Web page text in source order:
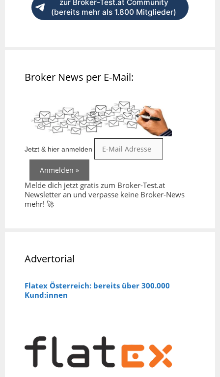
zur Broker-Test.at Community
(bereits mehr als 1.800 Mitglieder)
Broker News per E-Mail:
Jetzt & hier anmelden
Melde dich jetzt gratis zum Broker-Test.at
Newsletter an und verpasse keine Broker-News
mehr! 🚀
Advertorial
Flatex Österreich: bereits über 300.000
Kund:innen